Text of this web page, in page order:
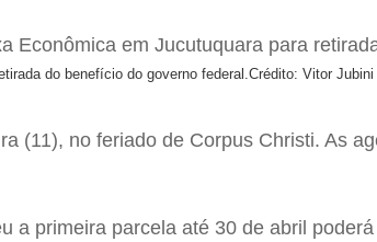
do benefício do governo federal.Crédito: Vitor Jubini
(11), no feriado de Corpus Christi. As
a primeira parcela até 30 de abril